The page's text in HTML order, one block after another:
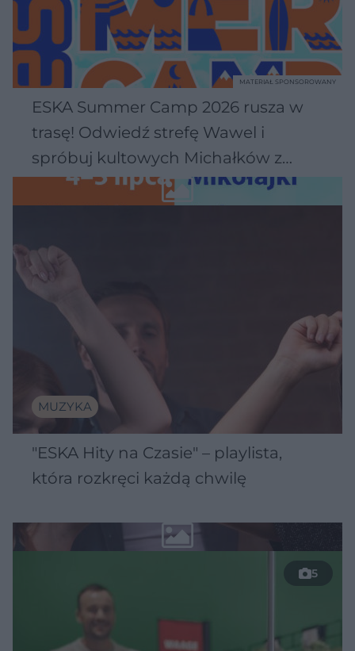
ESKA Summer Camp 2026 rusza w
trasę! Odwiedź strefę Wawel i
spróbuj kultowych Michałków z
Wawelu
MATERIAŁ SPONSOROWANY
MUZYKA
"ESKA Hity na Czasie" – playlista,
która rozkręci każdą chwilę
5